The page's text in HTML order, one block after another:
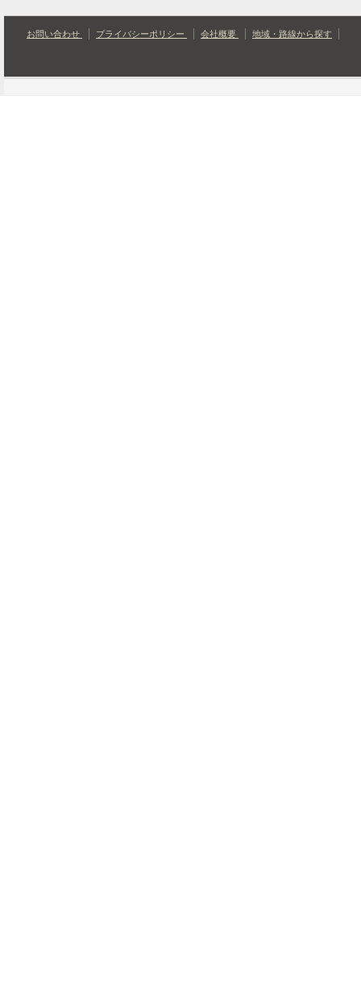
お問い合わせ プライバシーポリシー 会社概要 地域・路線から探す